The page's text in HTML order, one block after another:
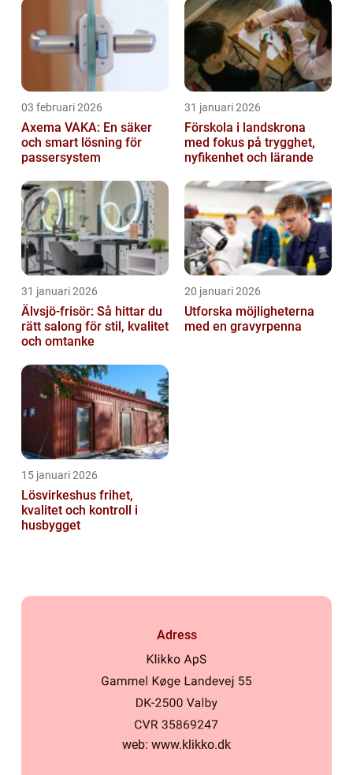
03 februari 2026
Axema VAKA: En säker
och smart lösning för
passersystem
31 januari 2026
Förskola i landskrona
med fokus på trygghet,
nyfikenhet och lärande
31 januari 2026
Älvsjö-frisör: Så hittar du
rätt salong för stil, kvalitet
och omtanke
20 januari 2026
Utforska möjligheterna
med en gravyrpenna
15 januari 2026
Lösvirkeshus frihet,
kvalitet och kontroll i
husbygget
Adress
web: www.klikko.dk